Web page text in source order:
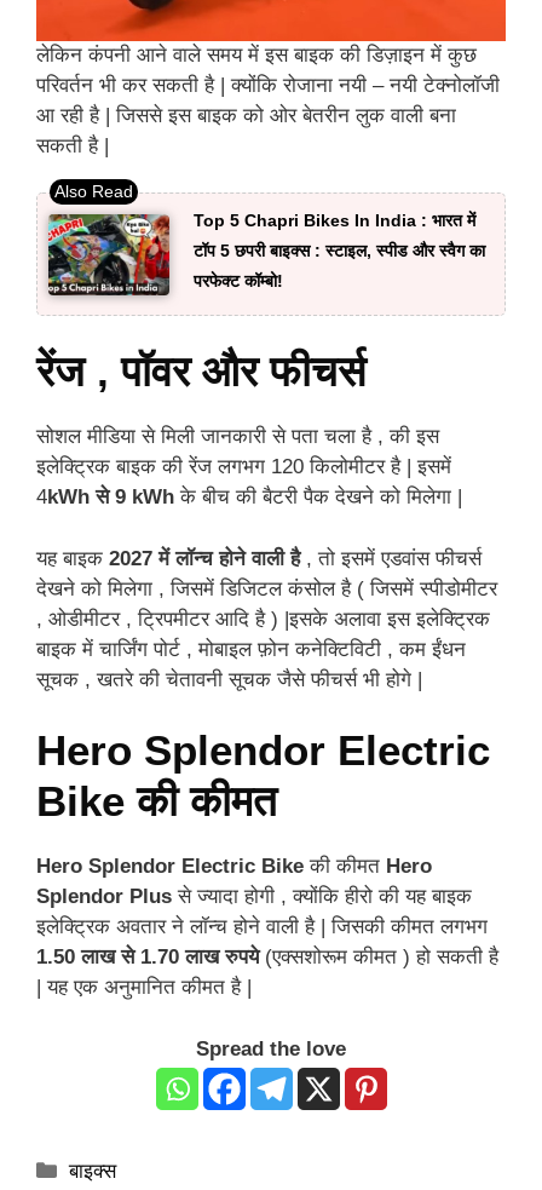
लेकिन कंपनी आने वाले समय में इस बाइक की डिज़ाइन में कुछ
परिवर्तन भी कर सकती है | क्योंकि रोजाना नयी – नयी टेक्नोलॉजी
आ रही है | जिससे इस बाइक को ओर बेतरीन लुक वाली बना
सकती है |
Top 5 Chapri Bikes In India : भारत में
टॉप 5 छपरी बाइक्स : स्टाइल, स्पीड और स्वैग का
परफेक्ट कॉम्बो!
रेंज , पॉवर और फीचर्स
सोशल मीडिया से मिली जानकारी से पता चला है , की इस
इलेक्ट्रिक बाइक की रेंज लगभग 120 किलोमीटर है | इसमें
4kWh से 9 kWh के बीच की बैटरी पैक देखने को मिलेगा |
यह बाइक 2027 में लॉन्च होने वाली है, तो इसमें एडवांस फीचर्स
देखने को मिलेगा , जिसमें डिजिटल कंसोल है ( जिसमें स्पीडोमीटर
, ओडीमीटर , ट्रिपमीटर आदि है ) |इसके अलावा इस इलेक्ट्रिक
बाइक में चार्जिंग पोर्ट , मोबाइल फ़ोन कनेक्टिविटी , कम ईंधन
सूचक , खतरे की चेतावनी सूचक जैसे फीचर्स भी होगे |
Hero Splendor Electric
Bike की कीमत
Hero Splendor Electric Bike की कीमत Hero
Splendor Plusसे ज्यादा होगी , क्योंकि हीरो की यह बाइक
इलेक्ट्रिक अवतार ने लॉन्च होने वाली है | जिसकी कीमत लगभग
1.50 लाख से 1.70 लाख रुपये(एक्सशोरूम कीमत ) हो सकती है
| यह एक अनुमानित कीमत है |
Spread the love
Categories
बाइक्स